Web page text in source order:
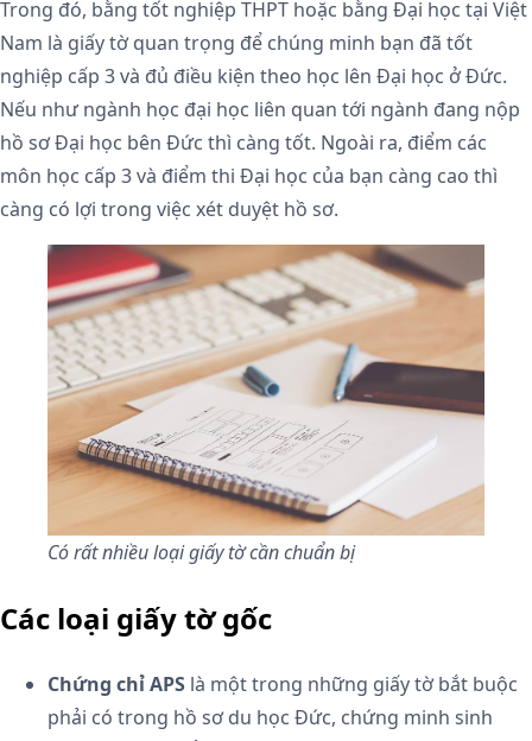
Trong đó, bằng tốt nghiệp THPT hoặc bằng Đại học tại Việt
Nam là giấy tờ quan trọng để chúng minh bạn đã tốt
nghiệp cấp 3 và đủ điều kiện theo học lên Đại học ở Đức.
Nếu như ngành học đại học liên quan tới ngành đang nộp
hồ sơ Đại học bên Đức thì càng tốt. Ngoài ra, điểm các
môn học cấp 3 và điểm thi Đại học của bạn càng cao thì
càng có lợi trong việc xét duyệt hồ sơ.
Có rất nhiều loại giấy tờ cần chuẩn bị
Các loại giấy tờ gốc
Chứng chỉ APS là một trong những giấy tờ bắt buộc
phải có trong hồ sơ du học Đức, chứng minh sinh